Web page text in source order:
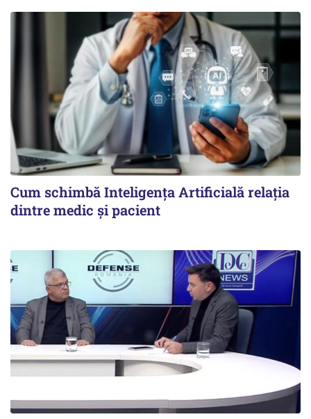
Cum schimbă Inteligența Artificială relația
dintre medic și pacient